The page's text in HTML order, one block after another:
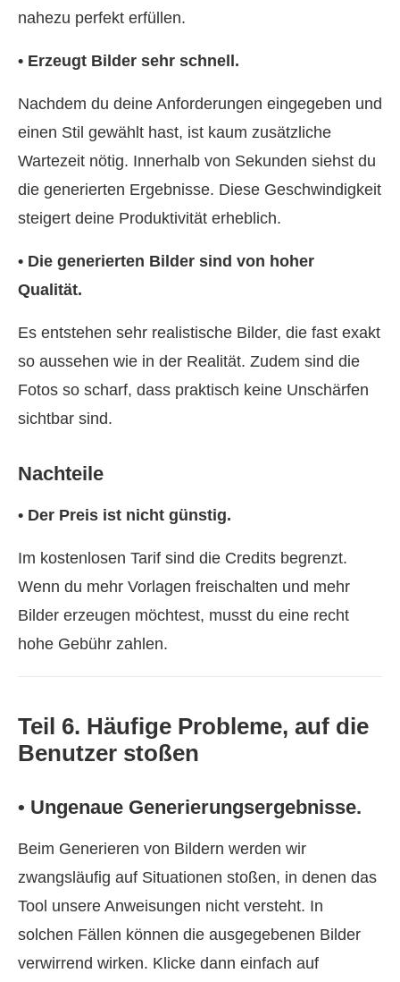
nahezu perfekt erfüllen.
• Erzeugt Bilder sehr schnell.
Nachdem du deine Anforderungen eingegeben und
einen Stil gewählt hast, ist kaum zusätzliche
Wartezeit nötig. Innerhalb von Sekunden siehst du
die generierten Ergebnisse. Diese Geschwindigkeit
steigert deine Produktivität erheblich.
• Die generierten Bilder sind von hoher
Qualität.
Es entstehen sehr realistische Bilder, die fast exakt
so aussehen wie in der Realität. Zudem sind die
Fotos so scharf, dass praktisch keine Unschärfen
sichtbar sind.
Nachteile
• Der Preis ist nicht günstig.
Im kostenlosen Tarif sind die Credits begrenzt.
Wenn du mehr Vorlagen freischalten und mehr
Bilder erzeugen möchtest, musst du eine recht
hohe Gebühr zahlen.
Teil 6. Häufige Probleme, auf die
Benutzer stoßen
• Ungenaue Generierungsergebnisse.
Beim Generieren von Bildern werden wir
zwangsläufig auf Situationen stoßen, in denen das
Tool unsere Anweisungen nicht versteht. In
solchen Fällen können die ausgegebenen Bilder
verwirrend wirken. Klicke dann einfach auf